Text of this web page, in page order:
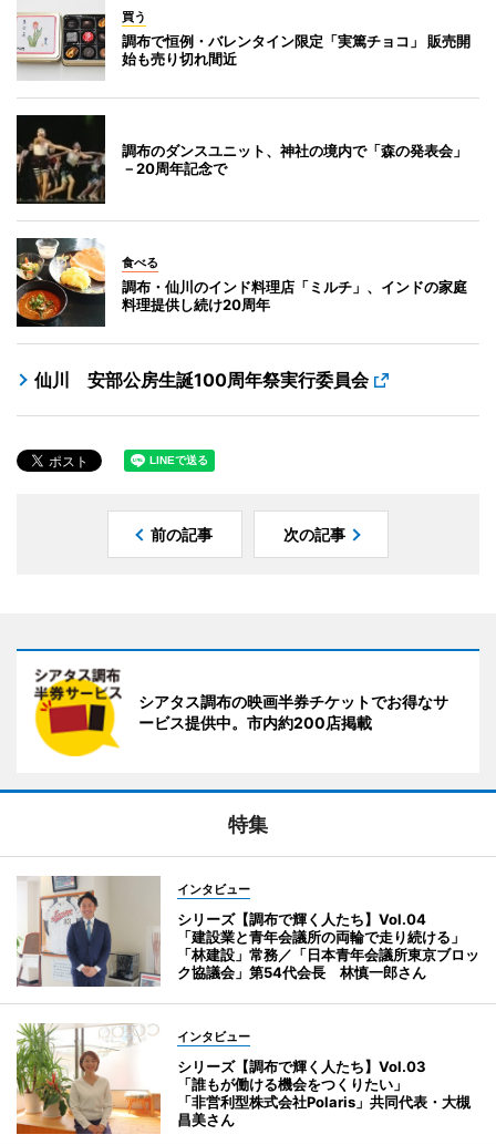
買う
調布で恒例・バレンタイン限定「実篤チョコ」 販売開
始も売り切れ間近
調布のダンスユニット、神社の境内で「森の発表会」
－20周年記念で
食べる
調布・仙川のインド料理店「ミルチ」、インドの家庭
料理提供し続け20周年
仙川 安部公房生誕100周年祭実行委員会
前の記事 次の記事
シアタス調布の映画半券チケットでお得なサ
ービス提供中。市内約200店掲載
特集
インタビュー
シリーズ【調布で輝く人たち】Vol.04
「建設業と青年会議所の両輪で走り続ける」
「林建設」常務／「日本青年会議所東京ブロッ
ク協議会」第54代会長 林慎一郎さん
インタビュー
シリーズ【調布で輝く人たち】Vol.03
「誰もが働ける機会をつくりたい」
「非営利型株式会社Polaris」共同代表・大槻
昌美さん